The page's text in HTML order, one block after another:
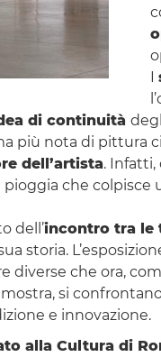
I
di continuità
più nota di pittura
dell’artista.
che colpisce
dell’incontro tra le
storia.
che ora,
si
e innovazione.
alla Cultura di